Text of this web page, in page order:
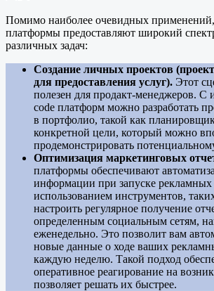
Помимо наиболее очевидных
платформы предоставляют широкий
различных задач:
Создание личных проектов
для предоставления услуг). Этот
полезен для продакт-менеджеров. С
code платформ можно разработать
в портфолио, такой как планировщик
конкретной цели, который можно
продемонстрировать
Оптимизация маркетинговых
платформы обеспечивают
информации при запуске
использованием инструментов,
настроить регулярное получение
определенным социальным сетям,
еженедельно. Это позволит вам
новые данные о ходе ваших
каждую неделю. Такой подход
оперативное реагирование на
позволяет решать их быстрее.